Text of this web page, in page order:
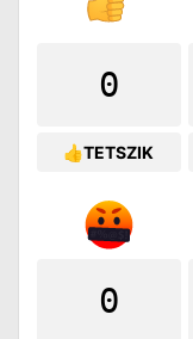
0
👍TETSZIK
0